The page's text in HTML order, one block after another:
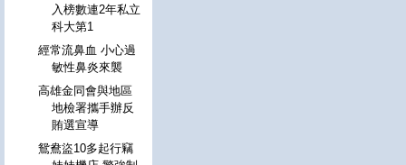
入榜數連2年私立
科大第1
經常流鼻血 小心過
敏性鼻炎來襲
高雄金同會與地區
地檢署攜手辦反
賄選宣導
鴛鴦盜10多起行竊